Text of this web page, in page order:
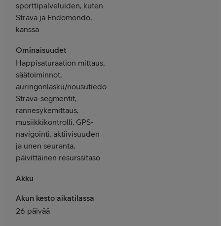
sporttipalveluiden, kuten
Strava ja Endomondo,
kanssa
Ominaisuudet
Happisaturaation mittaus,
säätoiminnot,
auringonlasku/nousutiedot,
Strava-segmentit,
rannesykemittaus,
musiikkikontrolli, GPS-
navigointi, aktiivisuuden
ja unen seuranta,
päivittäinen resurssitaso
Akku
Akun kesto aikatilassa
26 päivää